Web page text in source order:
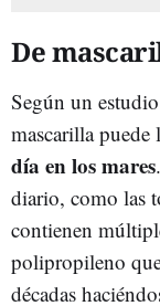
De
Según un
mascarilla puede
día en los mares
diario, como las
contienen
polipropileno
décadas